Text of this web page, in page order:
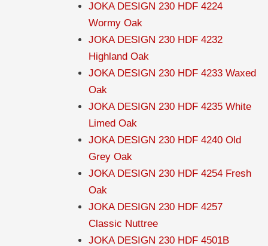
JOKA DESIGN 230 HDF 4224
Wormy Oak
JOKA DESIGN 230 HDF 4232
Highland Oak
JOKA DESIGN 230 HDF 4233 Waxed
Oak
JOKA DESIGN 230 HDF 4235 White
Limed Oak
JOKA DESIGN 230 HDF 4240 Old
Grey Oak
JOKA DESIGN 230 HDF 4254 Fresh
Oak
JOKA DESIGN 230 HDF 4257
Classic Nuttree
JOKA DESIGN 230 HDF 4501B